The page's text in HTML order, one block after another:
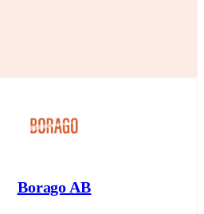
Borago AB